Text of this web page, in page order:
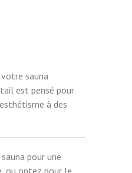
sauna
est pensé pour
à des
pour une
ou optez pour le